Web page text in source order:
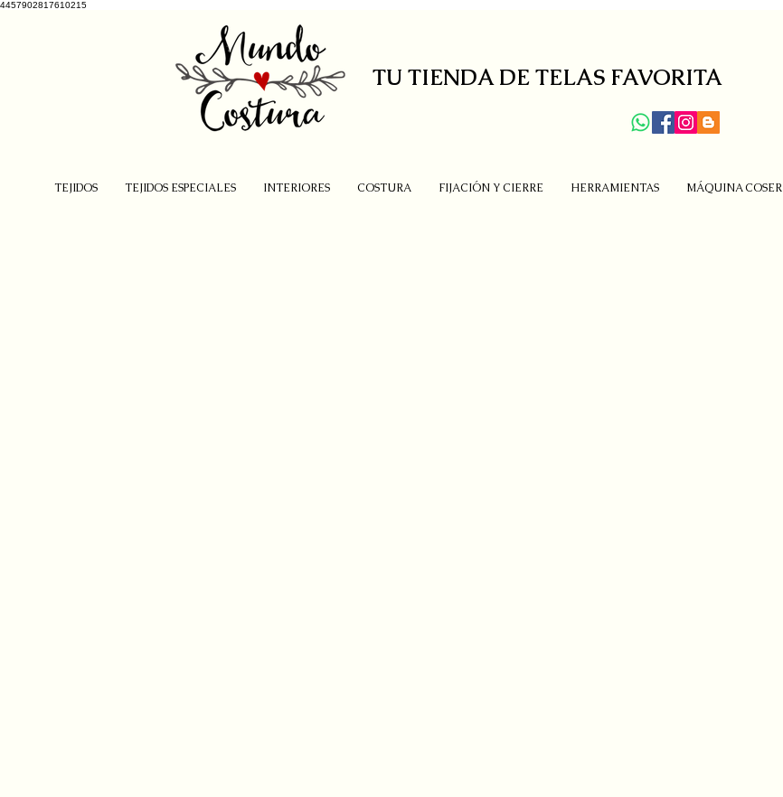
4457902817610215
TU TIENDA DE TELAS FAVORITA
TEJIDOS TEJIDOS ESPECIALES INTERIORES COSTURA FIJACIÓN Y CIERRE HERRAMIENTAS MÁQUINA COSER